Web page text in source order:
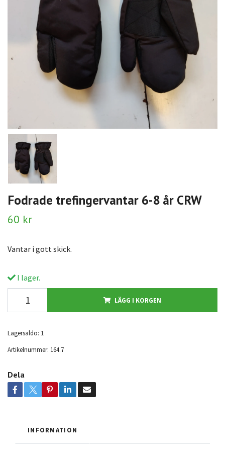
Fodrade trefingervantar 6-8 år CRW
60 kr
Vantar i gott skick.
I lager.
LÄGG I KORGEN
Lagersaldo: 1
Artikelnummer: 164.7
Dela
INFORMATION